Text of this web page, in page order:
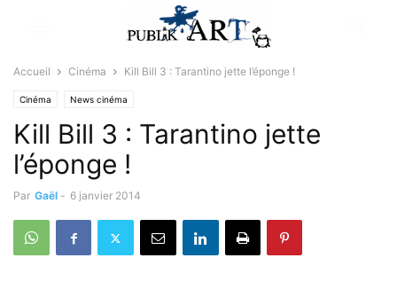
Accueil Cinéma Kill Bill 3 : Tarantino jette l’éponge !
Cinéma News cinéma
Kill Bill 3 : Tarantino jette
l’éponge !
Par Gaël - 6 janvier 2014